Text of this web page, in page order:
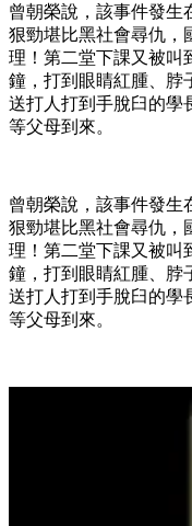
曾朝榮說，該事件發生
狠勁堪比黑社會尋仇，
理！第二堂下課又被叫
鐘，打到眼睛紅腫、脖
送打人打到手脫臼的學
等父母到來。
曾朝榮說，該事件發生
狠勁堪比黑社會尋仇，
理！第二堂下課又被叫
鐘，打到眼睛紅腫、脖
送打人打到手脫臼的學
等父母到來。